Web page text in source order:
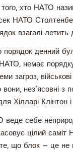
хто НАТО
НАТО
взагалі летить
порядок денний
немає
загроз,
вони, нез’ясовні
Хілларі Клінтон
себе
цілий
те, що блок — це